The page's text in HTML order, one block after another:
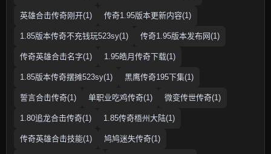
英雄合击传奇刚开(1) 传奇1.95版本更新内容(1)
1.85版本传奇不充钱玩523sy(1) 传奇1.95版本发布网(1)
传奇英雄合击名字(1) 1.95皓月传奇下载(1)
1.85版本传奇摆摊523sy(1) 黑鹰传奇195下集(1)
誓言合击传奇(1) 单职业吃鸡传奇(1) 微变传世传奇(1)
1.80追龙合击传奇(1) 1.85传奇梧州大陆(1)
传奇英雄合击技能(1) 鸠鸠迷失传奇(1)